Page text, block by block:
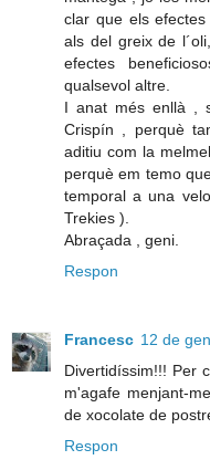
clar que els
als del greix de
efectes
qualsevol altre.
I anat més enllà ,
Crispín , perquè
aditiu com la
perquè em temo
temporal a una
Trekies ).
Abraçada , geni.
Respon
Francesc 12 de
Divertidíssim!!! Per
m'agafe menjant-
de xocolate de
Respon